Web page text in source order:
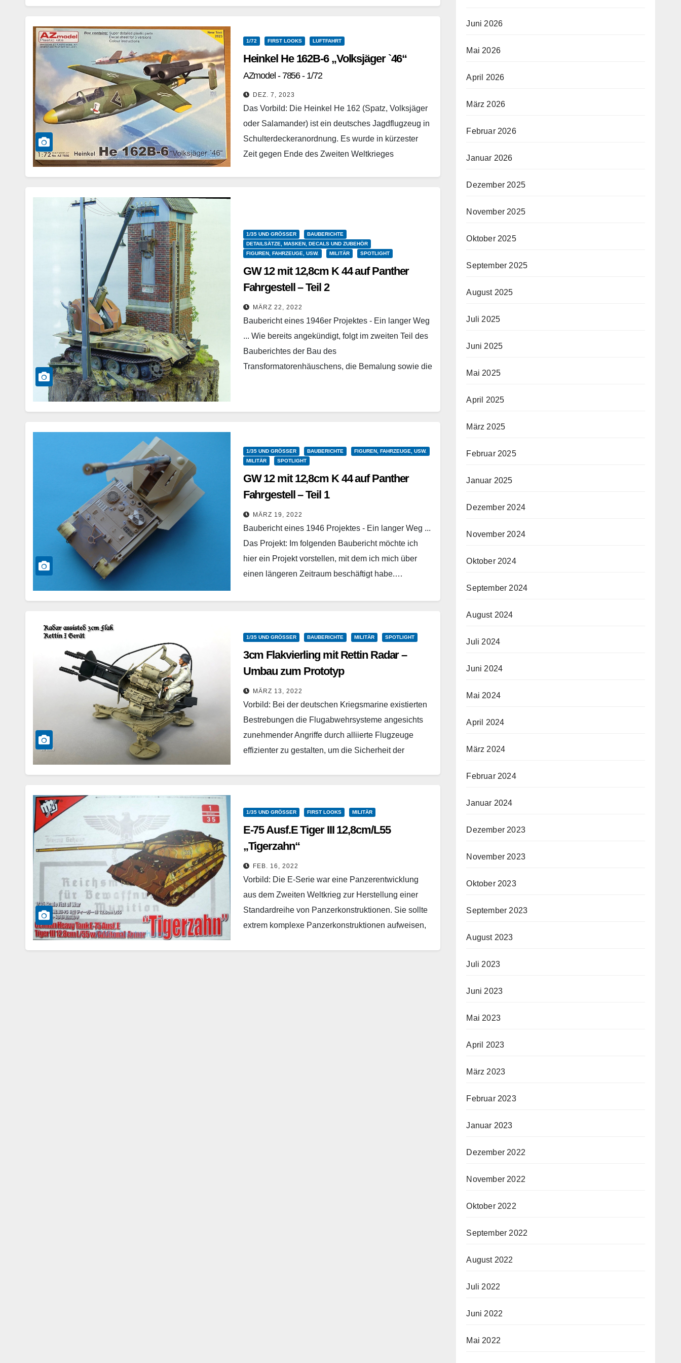
1/72 FIRST LOOKS LUFTFAHRT
Heinkel He 162B-6 „Volksjäger `46“
AZmodel - 7856 - 1/72
DEZ. 7, 2023
Das Vorbild: Die Heinkel He 162 (Spatz, Volksjäger
oder Salamander) ist ein deutsches Jagdflugzeug in
Schulterdeckeranordnung. Es wurde in kürzester
Zeit gegen Ende des Zweiten Weltkrieges
1/35 UND GRÖSSER
BAUBERICHTE
DETAILSÄTZE, MASKEN, DECALS UND ZUBEHÖR
FIGUREN, FAHRZEUGE, USW.
MILITÄR SPOTLIGHT
GW 12 mit 12,8cm K 44 auf Panther
Fahrgestell – Teil 2
Customscale - 35048 - 1/35
MÄRZ 22, 2022
Baubericht eines 1946er Projektes - Ein langer Weg
... Wie bereits angekündigt, folgt im zweiten Teil des
Bauberichtes der Bau des
Transformatorenhäuschens, die Bemalung sowie die
1/35 UND GRÖSSER BAUBERICHTE
FIGUREN, FAHRZEUGE, USW.
MILITÄR
SPOTLIGHT
GW 12 mit 12,8cm K 44 auf Panther
Fahrgestell – Teil 1
Customscale - 35048 - 1/35
MÄRZ 19, 2022
Baubericht eines 1946 Projektes - Ein langer Weg ...
Das Projekt: Im folgenden Baubericht möchte ich
hier ein Projekt vorstellen, mit dem ich mich über
einen längeren Zeitraum beschäftigt habe.…
1/35 UND GRÖSSER BAUBERICHTE MILITÄR SPOTLIGHT
3cm Flakvierling mit Rettin Radar –
Umbau zum Prototyp
Customscale - 35100 - 1/35
MÄRZ 13, 2022
Vorbild: Bei der deutschen Kriegsmarine existierten
Bestrebungen die Flugabwehrsysteme angesichts
zunehmender Angriffe durch alliierte Flugzeuge
effizienter zu gestalten, um die Sicherheit der
1/35 UND GRÖSSER FIRST LOOKS MILITÄR
E-75 Ausf.E Tiger III 12,8cm/L55
„Tigerzahn“
modelcollect - 35016 - 1/35
FEB. 16, 2022
Vorbild: Die E-Serie war eine Panzerentwicklung
aus dem Zweiten Weltkrieg zur Herstellung einer
Standardreihe von Panzerkonstruktionen. Sie sollte
extrem komplexe Panzerkonstruktionen aufweisen,
Juni 2026
Mai 2026
April 2026
März 2026
Februar 2026
Januar 2026
Dezember 2025
November 2025
Oktober 2025
September 2025
August 2025
Juli 2025
Juni 2025
Mai 2025
April 2025
März 2025
Februar 2025
Januar 2025
Dezember 2024
November 2024
Oktober 2024
September 2024
August 2024
Juli 2024
Juni 2024
Mai 2024
April 2024
März 2024
Februar 2024
Januar 2024
Dezember 2023
November 2023
Oktober 2023
September 2023
August 2023
Juli 2023
Juni 2023
Mai 2023
April 2023
März 2023
Februar 2023
Januar 2023
Dezember 2022
November 2022
Oktober 2022
September 2022
August 2022
Juli 2022
Juni 2022
Mai 2022